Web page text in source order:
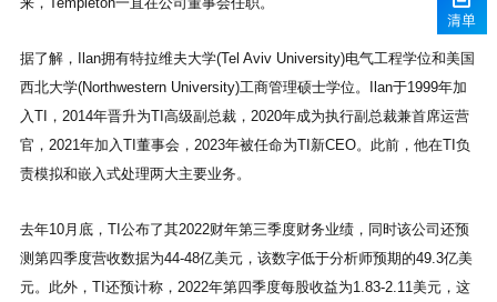
责模拟和嵌入式处理两大主要业务。
清单